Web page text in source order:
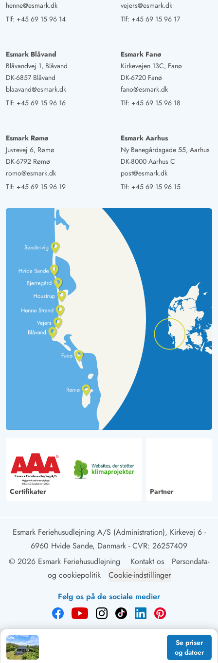
Se priser
og datoer
henne@esmark.dk
Tlf: +45 69 15 96 14
vejers@esmark.dk
Tlf: +45 69 15 96 17
Esmark Blåvand
Blåvandvej 1, Blåvand
DK-6857 Blåvand
blaavand@esmark.dk
Tlf: +45 69 15 96 16
Esmark Fanø
Kirkevejen 13C, Fanø
DK-6720 Fanø
fano@esmark.dk
Tlf: +45 69 15 96 18
Esmark Rømø
Juvrevej 6, Rømø
DK-6792 Rømø
romo@esmark.dk
Tlf: +45 69 15 96 19
Esmark Aarhus
Ny Banegårdsgade 55, Aarhus
DK-8000 Aarhus C
post@esmark.dk
Tlf: +45 69 15 96 15
Certifikater Partner
Esmark Feriehusudlejning A/S (Administration), Kirkevej 6 -
6960 Hvide Sande, Danmark - CVR: 26257409
© 2026 Esmark Feriehusudlejning
Kontakt os
Persondata-
og cookiepolitik
Cookie-indstillinger
Følg os på de sociale medier